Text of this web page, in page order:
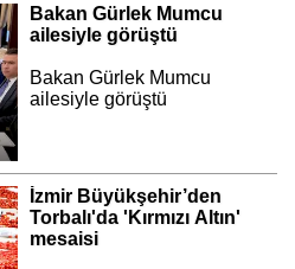
Bakan Gürlek Mumcu
ailesiyle görüştü
Bakan Gürlek Mumcu
ailesiyle görüştü
İzmir Büyükşehir’den
Torbalı'da 'Kırmızı Altın'
mesaisi